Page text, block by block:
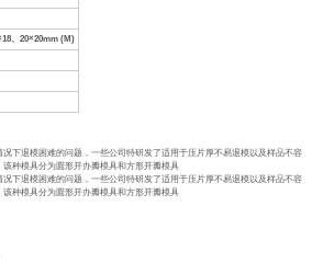
、20×20mm (M)
下退模困难的问题，一些公司特研发了适用于压片厚不易退模以及样品不容
种模具分为圆形开办瓣模具和方形开瓣模具
下退模困难的问题，一些公司特研发了适用于压片厚不易退模以及样品不容
种模具分为圆形开办瓣模具和方形开瓣模具